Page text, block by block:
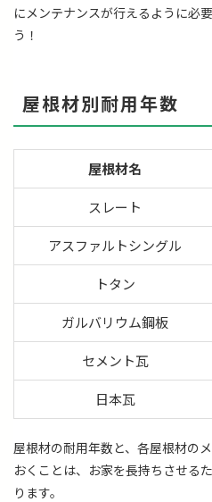
にメンテナンスが行えるように必
う！
屋根材別耐用年数
屋根材名
スレート
アスファルトシングル
トタン
ガルバリウム鋼板
セメント瓦
日本瓦
屋根材の耐用年数と、各屋根材の
おくことは、お家を長持ちさせる
ります。